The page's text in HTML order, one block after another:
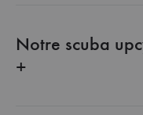
Notre scuba
+